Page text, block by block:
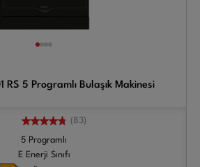
RS 5 Programlı Bulaşık Makinesi
(83)
5 Programlı
E Enerji Sınıfı